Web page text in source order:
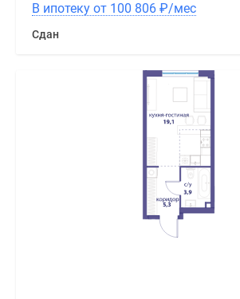
В ипотеку от 100 806 ₽/мес
Сдан